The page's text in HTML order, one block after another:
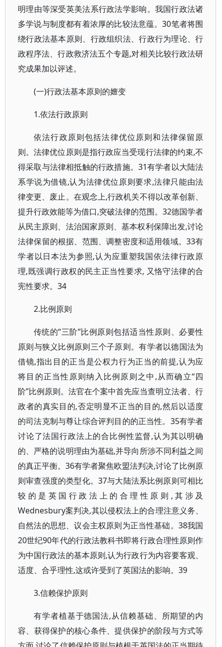
明理由等深受英美法系行政法学影响。我国行政法诸
多学说与制度都有着浓厚的比较法意蕴。30笔者将围
绕行政法基本原则、行政组织法、行政行为理论、行
政程序法、行政救济法五个专题,对相关比较行政法研
究成果加以评述。
(一)行政法基本原则的嬗变
1.依法行政原则
依法行政原则包括法律优位原则和法律保留原
则。法律优位原则是指行政应当受现行法律的约束,不
得采取与法律相抵触的行政措施。31有学者以大陆法
系学说为借镜,认为法律优位原则要求,法律只能由法
律变更、废止。在观念上,行政机关不得以改革创新、
提升行政效能等为借口,突破法律的范围。32德国学者
从民主原则、法治国家原则、基本权利保障出发,讨论
法律保留的根据、范围、调整密度和适用领域。33有
学者以日本法为参照,认为应重塑我国依法律行政原
理,既强调行政权的民主正当性要求, 又恪守法律的合
宪性要求。34
2.比例原则
传统的“三阶”比例原则包括适当性原则、必要性
原则与狭义比例原则三个子原则。有学者以德国法为
借镜,指出目的正当是公权力行为正当的前提,认为应
将目的正当性原则纳入比例原则之中,从而确立“四
阶”比例原则。法官在个案中首先应当查明立法者、行
政者的真实目的,否定明显不正当的目的,然后以适度
的司法克制与尊让综合评判目的的正当性。35有学者
讨论了法国行政法上的合比例性监督,认为其以明确
的、严格的说明理由为基础,并导向所涉不同利益之间
的真正平衡。36有学者聚焦欧盟法判决,讨论了比例原
则审查强度的类型化。37与大陆法系比例原则可相比
较的是英国行政法上的合理性原则,其涉及
Wednesbury案判决,其以侵权法上的合理注意义务、
自然法的思想、议会主权原则为正当性基础。38我国
20世纪90年代的行政法教科书即将行政合理性原则作
为中国行政法的基本原则,认为行政行为内容要客观、
适度、合乎理性,这或许受到了英国法的影响。39
3.信赖保护原则
有学者植基于德国法,从信赖基础、所期望的内
容、获得保护的核心条件、提供保护的阶段与方式等